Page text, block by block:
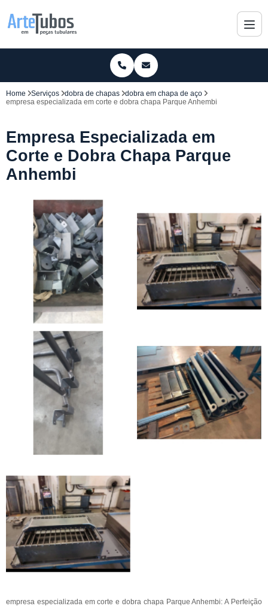
Home Serviços dobra de chapas
dobra em chapa de aço
empresa especializada em corte e dobra chapa Parque Anhembi
Empresa Especializada em
Corte e Dobra Chapa Parque
Anhembi
empresa especializada em corte e dobra chapa Parque Anhembi: A Perfeição